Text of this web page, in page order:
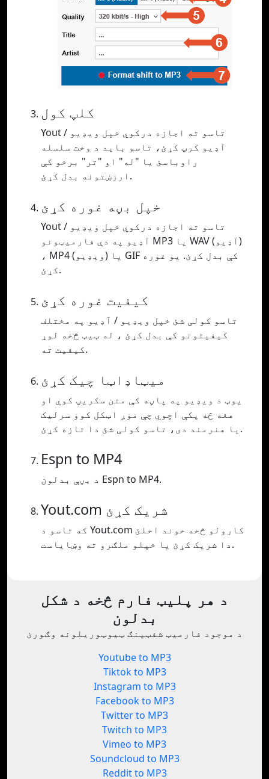
کلپ کول
Yout تاسو ته اجازه درکوي خپل ویډیو /
آډیو کرپ کړئ، تاسو باید د وخت سلسله
راوباسئ یا "له" او "تر" برخو کې
ارزښتونه بدل کړئ.
خپل بڼه غوره کړئ
Yout تاسو ته اجازه درکوي خپل ویډیو /
آډیو په دې فارمیټونو MP3 یا WAV (آډیو)
، MP4 (ویډیو) یا GIF کې بدل کړئ. یو غوره
کړئ.
کیفیت غوره کړئ
تاسو کولی شئ خپل ویډیو / آډیو په مختلف
کیفیتونو کې بدل کړئ ، له ټیټ څخه لوړ
کیفیت ته.
میټاډاټا چیک کړئ
یوټ د ویډیو په پاڼه کې متن سکریپ کوي او
هغه څه پکې اچوي چې موږ اټکل کوو سرلیک
یا هنرمند دی، تاسو کولی شئ دا تازه کړئ.
Espn to MP4
د بڼې بدلون Espn to MP4.
Yout.com شریک کړئ
که تاسو د Yout.com کارولو څخه خوند اخلئ
دا شریک کړئ یا خپلو ملګرو ته وښایاست.
د هر پلیټ فارم څخه د شکل
بدلون
د موجود فارمیټ شفټینګ ټیوټوریلونه وګورئ
Youtube to MP3
Tiktok to MP3
Instagram to MP3
Facebook to MP3
Twitter to MP3
Twitch to MP3
Vimeo to MP3
Soundcloud to MP3
Reddit to MP3